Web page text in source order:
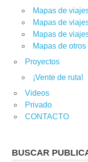
Mapas de
Mapas de
Mapas de
Mapas de
Proyectos
¡Vente de ruta!
Videos
Privado
CONTACTO
BUSCAR